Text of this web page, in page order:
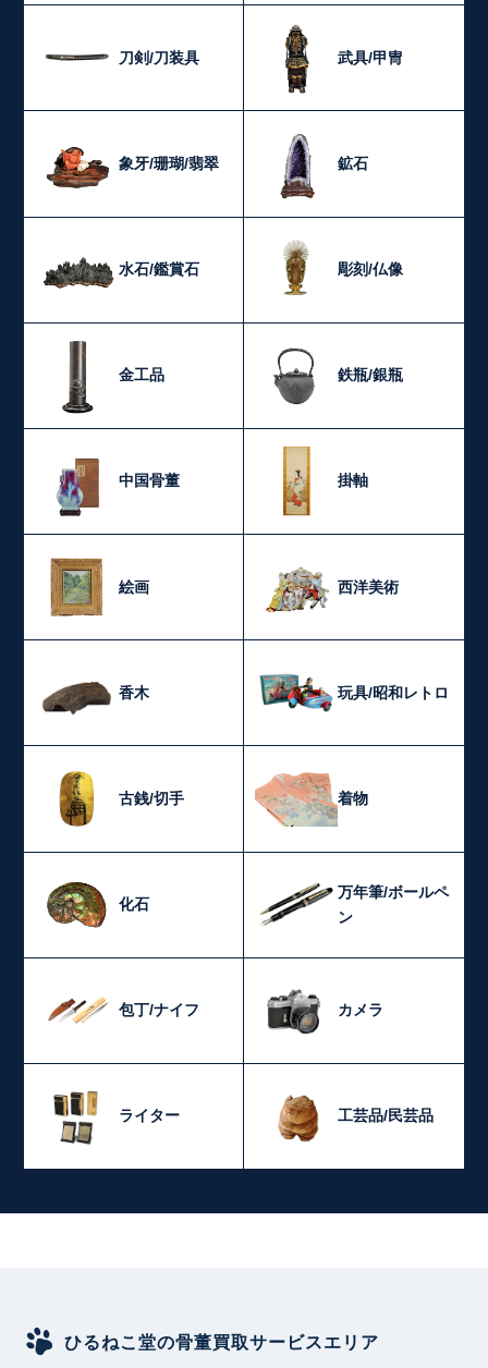
刀剣/刀装具 武具/甲冑
象牙/珊瑚/翡翠 鉱石
水石/鑑賞石 彫刻/仏像
金工品 鉄瓶/銀瓶
中国骨董 掛軸
絵画 西洋美術
香木 玩具/昭和レトロ
古銭/切手 着物
化石
万年筆/ボールペ
ン
包丁/ナイフ カメラ
ライター 工芸品/民芸品
ひるねこ堂の骨董買取サービスエリア